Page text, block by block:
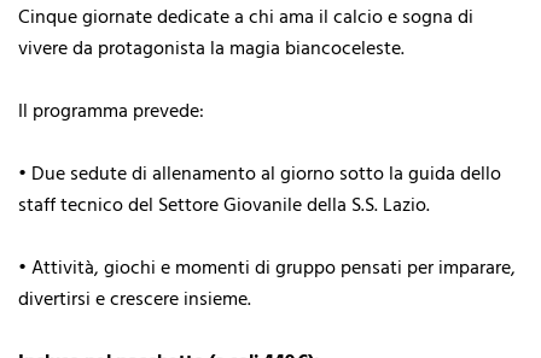
Cinque giornate dedicate a chi ama il calcio e sogna di
vivere da protagonista la magia biancoceleste.
Il programma prevede:
•⁠ ⁠Due sedute di allenamento al giorno sotto la guida dello
staff tecnico del Settore Giovanile della S.S. Lazio.
•⁠ ⁠Attività, giochi e momenti di gruppo pensati per imparare,
divertirsi e crescere insieme.